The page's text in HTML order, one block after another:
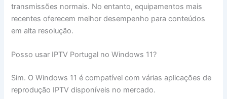
transmissões normais. No entanto, equipamentos mais
recentes oferecem melhor desempenho para conteúdos
em alta resolução.
Posso usar IPTV Portugal no Windows 11?
Sim. O Windows 11 é compatível com várias aplicações de
reprodução IPTV disponíveis no mercado.